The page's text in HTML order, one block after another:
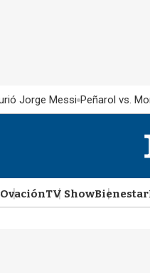
Jorge Messi Peñarol vs.
OvaciónTV ShowBienestar